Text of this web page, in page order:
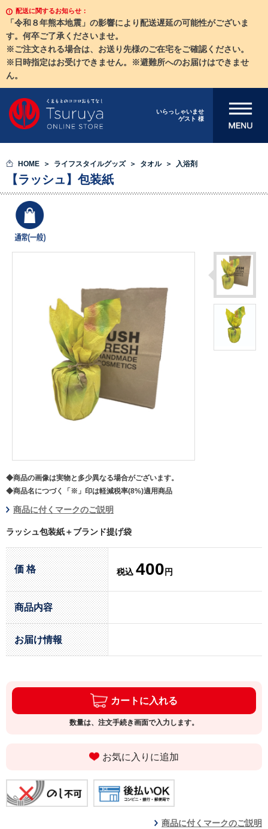
配送に関するお知らせ：
「令和８年熊本地震」の影響により配送遅延の可能性がございま
す。何卒ご了承くださいませ。
※ご注文される場合は、お送り先様のご在宅をご確認ください。
※日時指定はお受けできません。※避難所へのお届けはできませ
ん。
いらっしゃいませ
ゲスト 様
メニューを開
HOME ライフスタイルグッズ タオル 入浴剤
【ラッシュ】包装紙
◆商品の画像は実物と多少異なる場合がございます。
◆商品名につづく「※」印は軽減税率(8%)適用商品
商品に付くマークのご説明
ラッシュ包装紙＋ブランド提げ袋
価 格 税込 400 円
商品内容
お届け情報
カートに入れる
数量は、注文手続き画面で入力します。
お気に入りに追加
商品に付くマークのご説明